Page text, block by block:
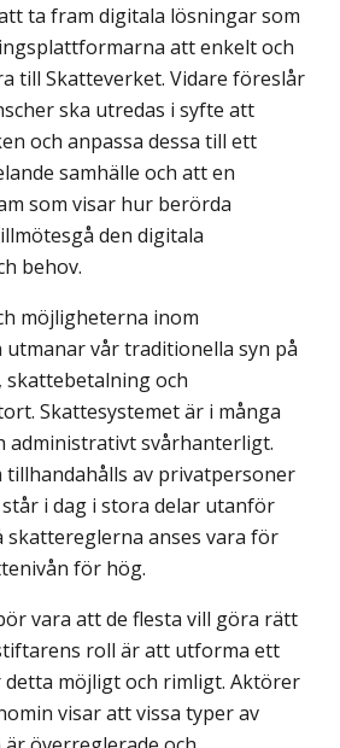
ta fram digitala lösningar som
att enkelt och
till Skatteverket. Vidare föreslår
ska utredas i syfte att
och anpassa dessa till ett
samhälle och att en
som visar hur berörda
den digitala
behov.
möjligheterna inom
vår traditionella syn på
och
Skattesystemet är i många
administrativt svårhanterligt.
tillhandahålls av privatpersoner
i dag i stora delar utanför
skattereglerna anses vara för
för hög.
vara att de flesta vill göra rätt
roll är att utforma ett
möjligt och rimligt. Aktörer
visar att vissa typer av